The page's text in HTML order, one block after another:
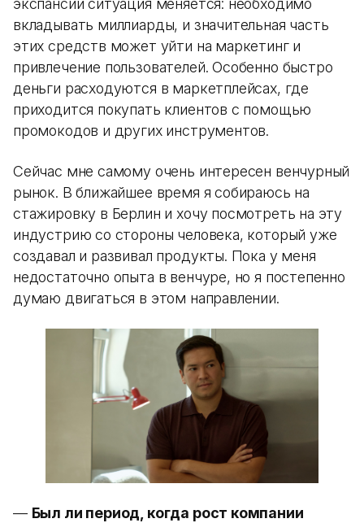
экспансии ситуация меняется: необходимо
вкладывать миллиарды, и значительная часть
этих средств может уйти на маркетинг и
привлечение пользователей. Особенно быстро
деньги расходуются в маркетплейсах, где
приходится покупать клиентов с помощью
промокодов и других инструментов.
Сейчас мне самому очень интересен венчурный
рынок. В ближайшее время я собираюсь на
стажировку в Берлин и хочу посмотреть на эту
индустрию со стороны человека, который уже
создавал и развивал продукты. Пока у меня
недостаточно опыта в венчуре, но я постепенно
думаю двигаться в этом направлении.
— Был ли период, когда рост компании